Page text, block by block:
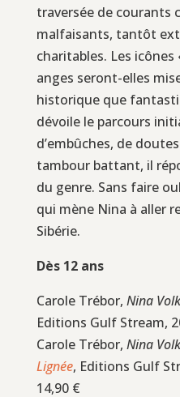
traversée de courants
malfaisants, tantôt
charitables. Les icônes
anges seront-elles
historique que
dévoile le parcours
d’embûches, de
tambour battant, il
du genre. Sans faire
qui mène Nina à aller
Sibérie.
Dès 12 ans
Carole Trébor, Nina
Editions Gulf Stream,
Carole Trébor, Nina
Lignée, Editions Gulf
14,90 €